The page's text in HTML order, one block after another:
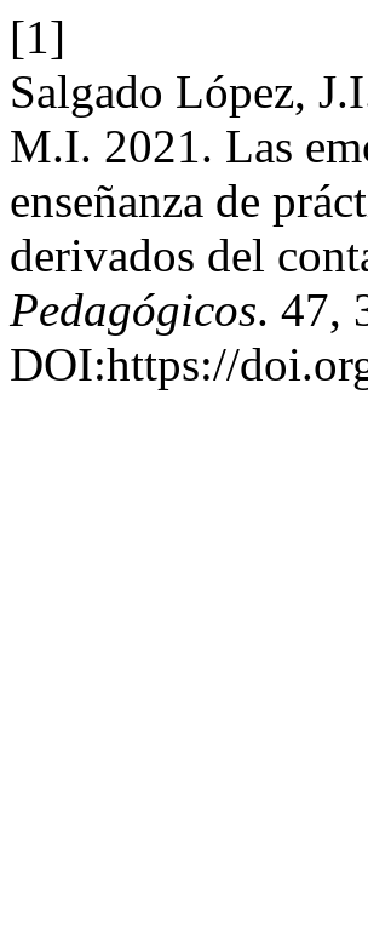
[1]
Salgado López,
M.I. 2021. Las
enseñanza de
derivados del
Pedagógicos. 47,
DOI:https://